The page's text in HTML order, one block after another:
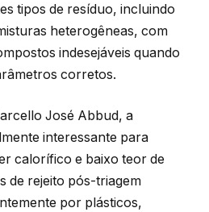
tipos de resíduo, incluindo
heterogêneas, com
indesejáveis quando
corretos.
José Abbud, a
interessante para
calorífico e baixo teor de
de rejeito pós-triagem
por plásticos,